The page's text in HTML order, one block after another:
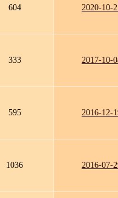
604 2020-10-
333 2017-10-
595 2016-12-
1036 2016-07-